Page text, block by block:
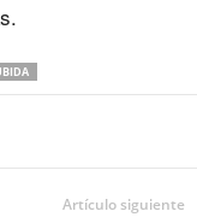
Artículo siguiente